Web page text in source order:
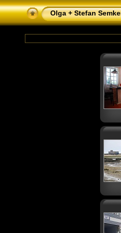
Olga + Stefan